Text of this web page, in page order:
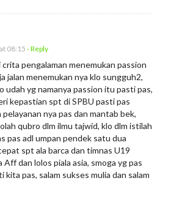
08:15- Reply
crita pengalaman menemukan passion
jalan menemukan nya klo sungguh2,
udah yg namanya passion itu pasti pas,
kepastian spt di SPBU pasti pas
pelayanan nya pas dan mantab bek,
qubro dlm ilmu tajwid, klo dlm istilah
pas adl umpan pendek satu dua
spt ala barca dan timnas U19
Aff dan lolos piala asia, smoga yg pas
kita pas, salam sukses mulia dan salam